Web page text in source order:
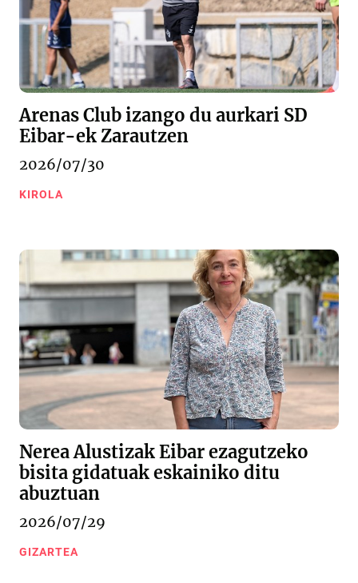
Arenas Club izango du aurkari SD
Eibar-ek Zarautzen
2026/07/30
KIROLA
Nerea Alustizak Eibar ezagutzeko
bisita gidatuak eskainiko ditu
abuztuan
2026/07/29
GIZARTEA